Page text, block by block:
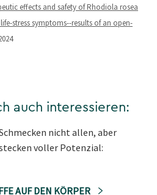
effects and safety of Rhodiola rosea
stress symptoms--results of an open-
auch interessieren:
nicht allen, aber
voller Potenzial:
AUF DEN KÖRPER